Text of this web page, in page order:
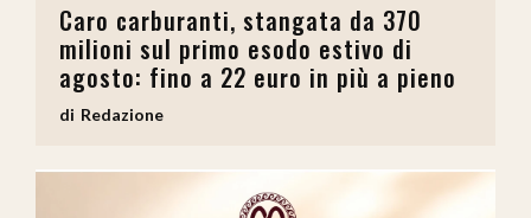
Caro carburanti, stangata da 370
milioni sul primo esodo estivo di
agosto: fino a 22 euro in più a pieno
Redazione